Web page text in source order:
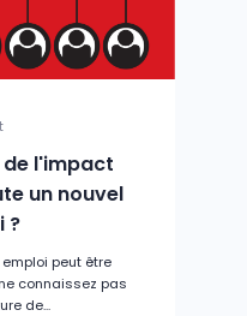
l'impact
un nouvel
?
peut être
connaissez pas
de...